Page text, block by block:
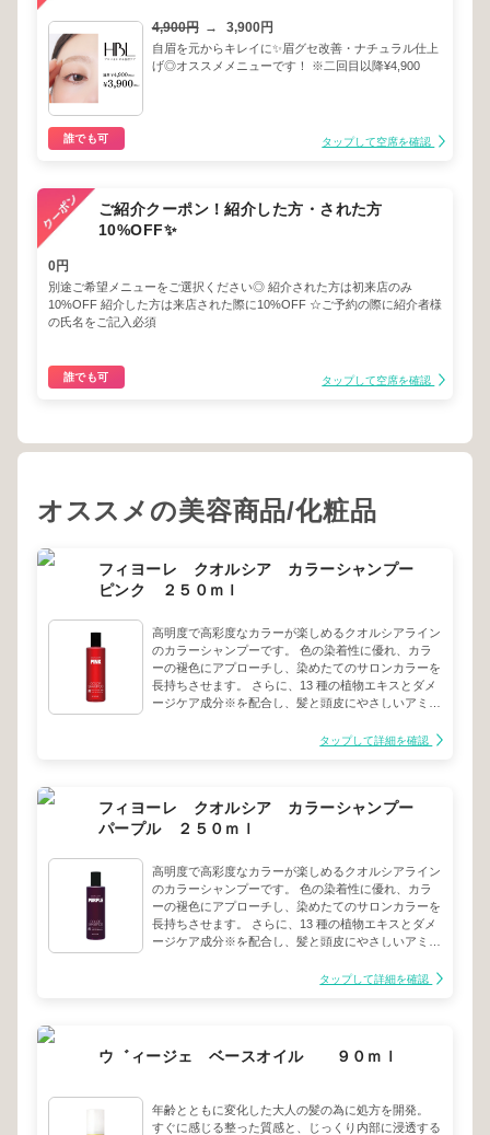
4,900円 → 3,900円
自眉を元からキレイに✨眉グセ改善・ナチュラル仕上
げ◎オススメメニューです！ ※二回目以降¥4,900
誰でも可 タップして空席を確認
ご紹介クーポン！紹介した方・された方
10%OFF✨
0円
別途ご希望メニューをご選択ください◎ 紹介された方は初来店のみ
10%OFF 紹介した方は来店された際に10%OFF ☆ご予約の際に紹介者様
の氏名をご記入必須
誰でも可 タップして空席を確認
オススメの美容商品/化粧品
フィヨーレ クオルシア カラーシャンプー
ピンク ２５０ｍｌ
高明度で高彩度なカラーが楽しめるクオルシアライン
のカラーシャンプーです。 色の染着性に優れ、カラ
ーの褪色にアプローチし、染めたてのサロンカラーを
長持ちさせます。 さらに、13 種の植物エキスとダメ
ージケア成分※を配合し、髪と頭皮にやさしいアミノ
た髪をサポートします。※加水分解ケラチン（羊毛）
タップして詳細を確認
フィヨーレ クオルシア カラーシャンプー
パープル ２５０ｍｌ
高明度で高彩度なカラーが楽しめるクオルシアライン
のカラーシャンプーです。 色の染着性に優れ、カラ
ーの褪色にアプローチし、染めたてのサロンカラーを
長持ちさせます。 さらに、13 種の植物エキスとダメ
ージケア成分※を配合し、髪と頭皮にやさしいアミノ
た髪をサポートします。※加水分解ケラチン（羊毛）
タップして詳細を確認
ウ゛ィージェ ベースオイル ９０ｍｌ
年齢とともに変化した大人の髪の為に処方を開発。
すぐに感じる整った質感と、じっくり内部に浸透する